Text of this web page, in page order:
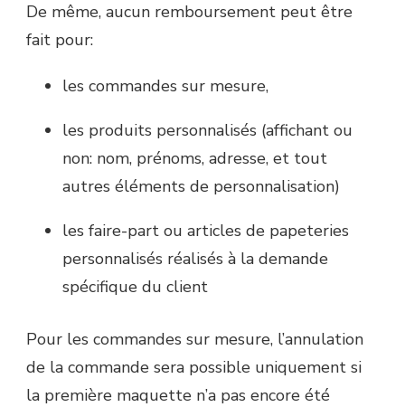
De même, aucun remboursement peut être
fait pour:
les commandes sur mesure,
les produits personnalisés (affichant ou
non: nom, prénoms, adresse, et tout
autres éléments de personnalisation)
les faire-part ou articles de papeteries
personnalisés réalisés à la demande
spécifique du client
Pour les commandes sur mesure, l’annulation
de la commande sera possible uniquement si
la première maquette n’a pas encore été